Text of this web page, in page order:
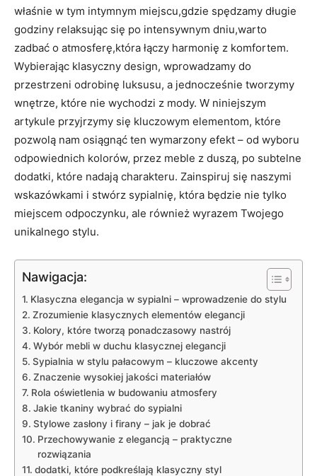
właśnie w tym intymnym miejscu,gdzie spędzamy długie
godziny relaksując się po intensywnym dniu,warto
zadbać o atmosferę,która łączy harmonię z komfortem.
Wybierając klasyczny design, wprowadzamy do
przestrzeni odrobinę luksusu, a jednocześnie tworzymy
wnętrze, które nie wychodzi z mody. W niniejszym
artykule przyjrzymy się kluczowym elementom, które
pozwolą nam osiągnąć ten wymarzony efekt – od wyboru
odpowiednich kolorów, przez meble z duszą, po subtelne
dodatki, które nadają charakteru. Zainspiruj się naszymi
wskazówkami i stwórz sypialnię, która będzie nie tylko
miejscem odpoczynku, ale również wyrazem Twojego
unikalnego stylu.
Nawigacja:
Klasyczna elegancja w sypialni – wprowadzenie do stylu
Zrozumienie klasycznych elementów elegancji
Kolory, które tworzą ponadczasowy nastrój
Wybór mebli w duchu klasycznej elegancji
Sypialnia w stylu pałacowym – kluczowe akcenty
Znaczenie wysokiej jakości materiałów
Rola oświetlenia w budowaniu atmosfery
Jakie tkaniny wybrać do sypialni
Stylowe zasłony i firany – jak je dobrać
Przechowywanie z elegancją – praktyczne
rozwiązania
dodatki, które podkreślają klasyczny styl